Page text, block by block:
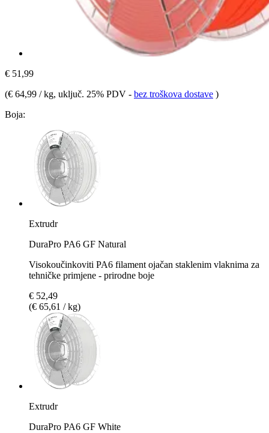
€ 51,99
(€ 64,99 / kg, uključ. 25% PDV - bez troškova dostave )
Boja:
Extrudr
DuraPro PA6 GF Natural
Visokoučinkoviti PA6 filament ojačan staklenim vlaknima za
tehničke primjene - prirodne boje
€ 52,49
(€ 65,61 / kg)
Extrudr
DuraPro PA6 GF White